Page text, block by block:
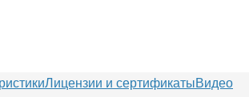
Лицензии и сертификатыВидео